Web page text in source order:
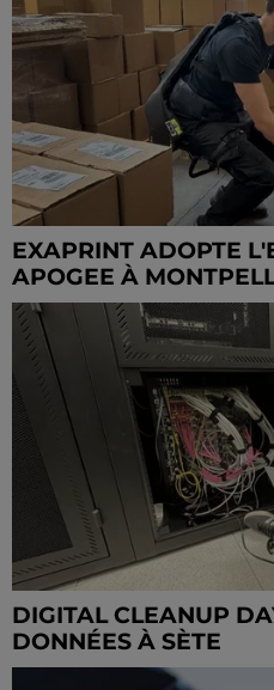
EXAPRINT ADOPTE
APOGEE À
DIGITAL CLEANUP
DONNÉES À SÈTE